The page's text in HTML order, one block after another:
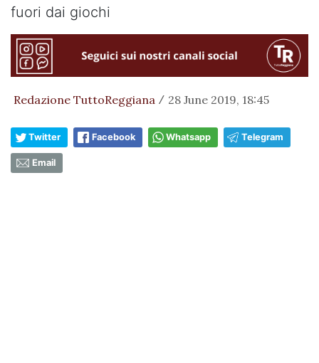
fuori dai giochi
Redazione TuttoReggiana / 28 June 2019, 18:45
Twitter Facebook Whatsapp Telegram
Email